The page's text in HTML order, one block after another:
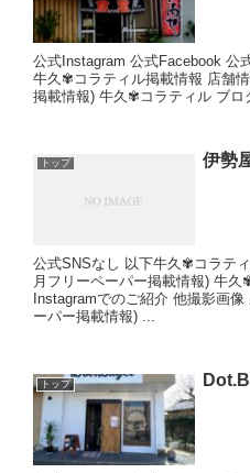
公式Instagram 公式Facebook 公
牛久✾コラティル掲載情報 店舗
掲載情報) 牛久✾コラティル ブロ
トップ 伊勢
公式SNSなし 以下牛久✾コラテ
月フリーペーパー掲載情報) 牛
Instagramでのご紹介 他撮影画
ーパー掲載情報) ...
トップ